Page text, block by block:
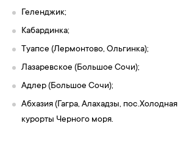
Геленджик;
Кабардинка;
Туапсе (Лермонтово, Ольгинка);
Лазаревское (Большое Сочи);
Адлер (Большое Сочи);
Абхазия (Гагра, Алахадзы,
курорты Черного моря.